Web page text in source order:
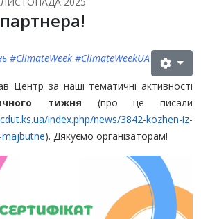
#ClimateWeek #ClimateWeekUA
Центр за наші тематичні активності
тижня (про це писали
index.php/news/3842-kozhen-iz-
). Дякуємо організаторам!